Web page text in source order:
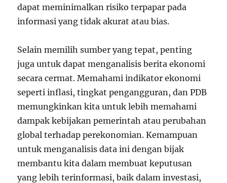
dapat meminimalkan risiko terpapar pada
informasi yang tidak akurat atau bias.
Selain memilih sumber yang tepat, penting
juga untuk dapat menganalisis berita ekonomi
secara cermat. Memahami indikator ekonomi
seperti inflasi, tingkat pengangguran, dan PDB
memungkinkan kita untuk lebih memahami
dampak kebijakan pemerintah atau perubahan
global terhadap perekonomian. Kemampuan
untuk menganalisis data ini dengan bijak
membantu kita dalam membuat keputusan
yang lebih terinformasi, baik dalam investasi,